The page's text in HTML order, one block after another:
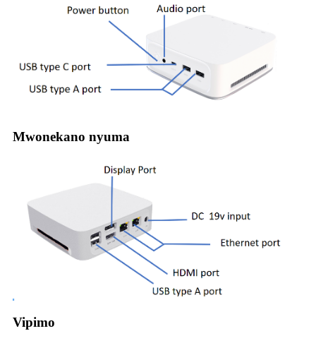
Mwonekano nyuma
Vipimo